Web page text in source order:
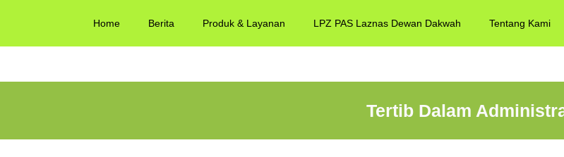
Home Berita Produk & Layanan LPZ PAS Laznas Dewan Dakwah Tentang Kami
Tertib Dalam